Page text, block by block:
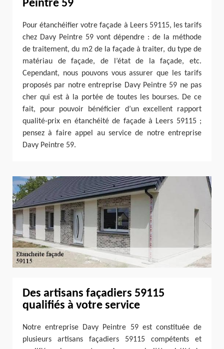
Peintre 59
Pour étanchéifier votre façade à Leers 59115, les tarifs
chez Davy Peintre 59 vont dépendre : de la méthode
de traitement, du m2 de la façade à traiter, du type de
matériau de façade, de l’état de la façade, etc.
Cependant, nous pouvons vous assurer que les tarifs
proposés par notre entreprise Davy Peintre 59 ne pas
cher qui est à la portée de toutes les bourses. De ce
fait, pour pouvoir bénéficier d’un excellent rapport
qualité-prix en étanchéité de façade à Leers 59115 ;
pensez à faire appel au service de notre entreprise
Davy Peintre 59.
Des artisans façadiers 59115
qualifiés à votre service
Notre entreprise Davy Peintre 59 est constituée de
plusieurs artisans façadiers 59115 compétents et